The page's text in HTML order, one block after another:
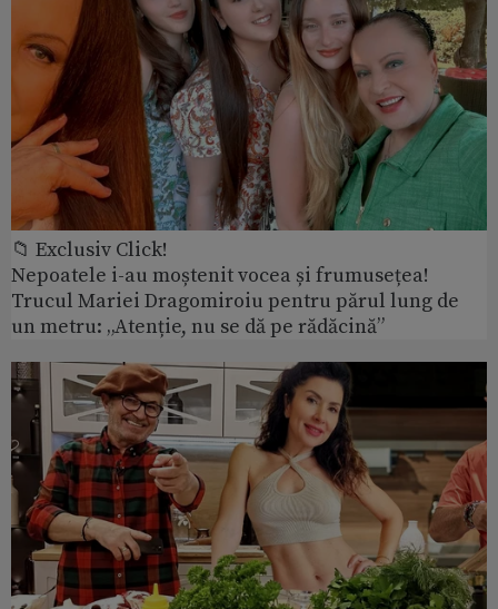
📁 Exclusiv Click!
Nepoatele i-au moștenit vocea și frumusețea!
Trucul Mariei Dragomiroiu pentru părul lung de
un metru: „Atenție, nu se dă pe rădăcină”